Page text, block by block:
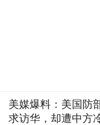
美媒爆料：美国防
求访华，却遭中方